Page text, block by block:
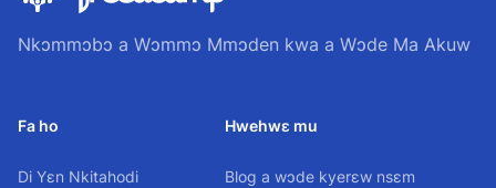
Nkɔmmɔbɔ a Wɔmmɔ Mmɔden kwa a Wɔde Ma Akuw
Fa ho
Di Yɛn Nkitahodi
Hwehwɛ mu
Blog a wɔde kyerɛw nsɛm